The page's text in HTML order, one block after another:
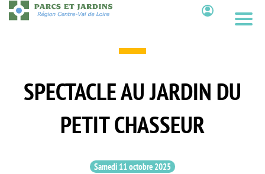
Aller
au
SPECTACLE AU JARDIN DU
PETIT CHASSEUR
Samedi 11 octobre 2025